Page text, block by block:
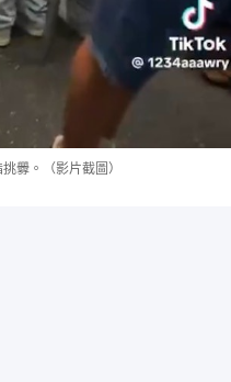
釁。（影片截圖）